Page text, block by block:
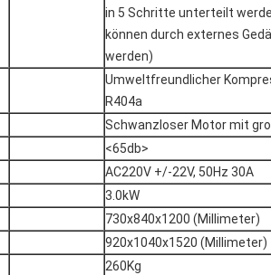
in 5 Schritte unterteilt
können durch externes
werden)
Umweltfreundlicher
R404a
Schwanzloser Motor mit
<65db>
AC220V +/-22V, 50Hz 30A
3.0kW
730x840x1200 (Millimeter)
920x1040x1520 (Millimeter)
260Kg